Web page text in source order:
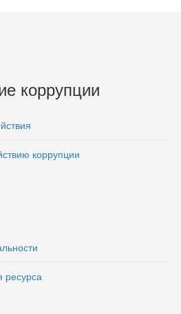
коррупции
коррупции
ресурса